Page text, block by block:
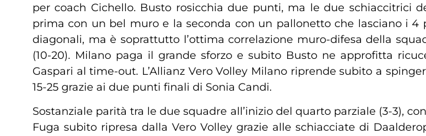
per coach Cichello. Busto rosicchia due punti, ma le due schiaccitrici
prima con un bel muro e la seconda con un pallonetto che lasciano i 4
diagonali, ma è soprattutto l’ottima correlazione muro-difesa della
(10-20). Milano paga il grande sforzo e subito Busto ne approfitta
Gaspari al time-out. L’Allianz Vero Volley Milano riprende subito a
15-25 grazie ai due punti finali di Sonia Candi.
Sostanziale parità tra le due squadre all’inizio del quarto parziale (3-3),
Fuga subito ripresa dalla Vero Volley grazie alle schiacciate di